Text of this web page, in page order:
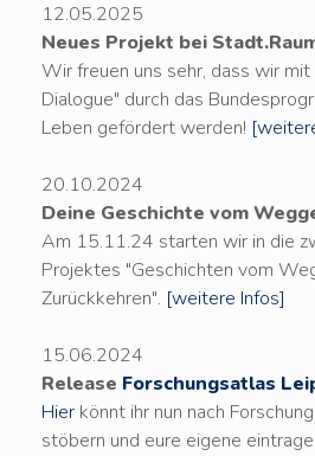
12.05.2025
Neues Projekt bei
Wir freuen uns sehr, dass wir
Dialogue" durch das
Leben gefördert werden!
20.10.2024
Deine Geschichte vom
Am 15.11.24 starten wir in die
Projektes "Geschichten vom
Zurückkehren". [weitere Infos]
15.06.2024
Release Forschungsatlas
Hier könnt ihr nun nach
stöbern und eure eigene